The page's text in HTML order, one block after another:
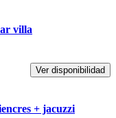
villa
Ver disponibilidad
+ jacuzzi